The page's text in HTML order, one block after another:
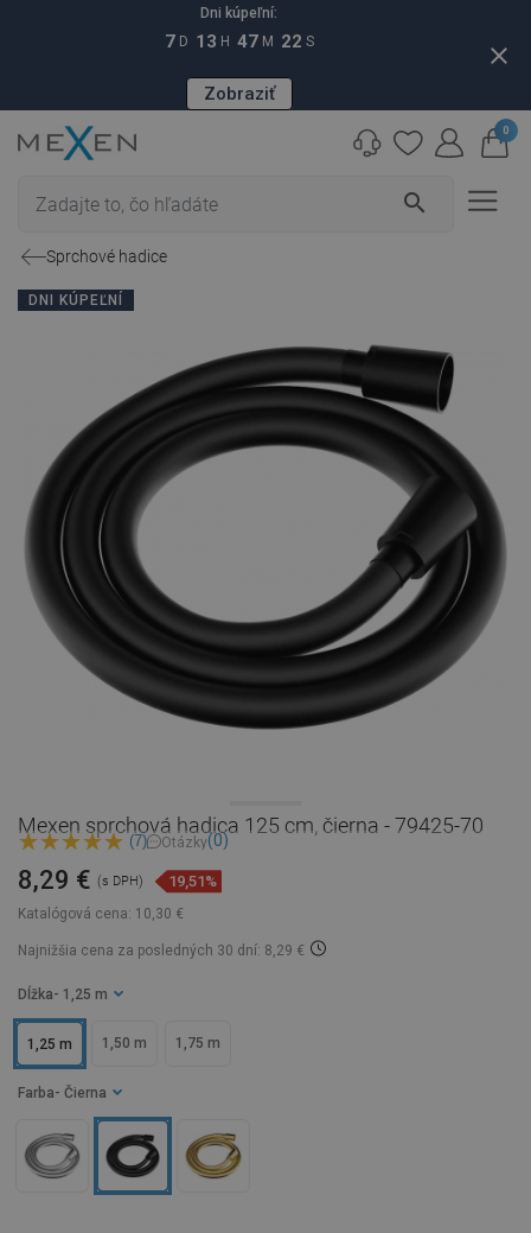
Dni kúpeľní:
7 D 13 H 47 M 21 S
Zobraziť
close
search
0
Sprchové hadice
DNI KÚPEĽNÍ
Mexen sprchová hadica 125 cm, čierna - 79425-70
(7) Otázky(0)
Katalógová cena: 10,30 €
8,29 € (s DPH) 19,51%
Najnižšia cena za posledných 30 dní: 8,29 €
Dĺžka - 1,25 m
1,25 m 1,50 m 1,75 m
Farba - Čierna